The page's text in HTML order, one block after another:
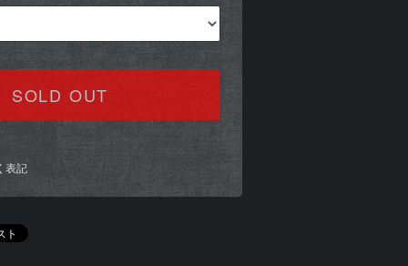
SOLD OUT
表記